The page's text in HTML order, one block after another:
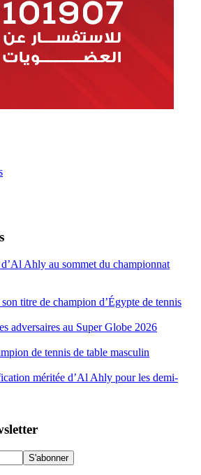
Ahly au sommet du championnat
titre de champion d’Égypte de tennis
adversaires au Super Globe 2026
de tennis de table masculin
méritée d’Al Ahly pour les demi-
S'abonner